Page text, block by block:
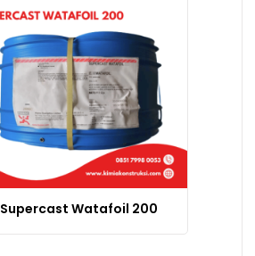
Supercast Watafoil 200